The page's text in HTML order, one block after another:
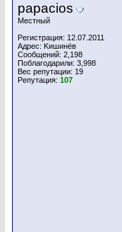
papacios
Местный
Регистрация: 12.07.2011
Адрес: Kишинёв
Сообщений: 2,198
Поблагодарили: 3,998
Вес репутации: 19
Репутация: 107